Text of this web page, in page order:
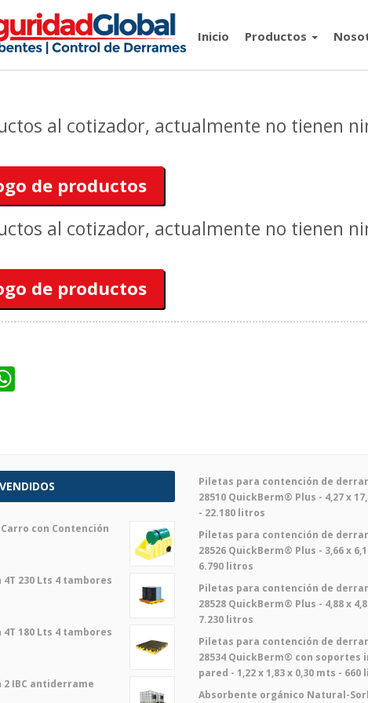
Inicio Productos
al cotizador, actualmente no tienen
de productos
al cotizador, actualmente no tienen
de productos
con Contención
230 Lts 4 tambores
180 Lts 4 tambores
IBC antiderrame
Piletas para contención de
28510 QuickBerm® Plus - 4,27 x
- 22.180 litros
Piletas para contención de
28526 QuickBerm® Plus - 3,66 x
6.790 litros
Piletas para contención de
28528 QuickBerm® Plus - 4,88 x
7.230 litros
Piletas para contención de
28534 QuickBerm® con soportes
pared - 1,22 x 1,83 x 0,30 mts - 660
Absorbente orgánico Natural-